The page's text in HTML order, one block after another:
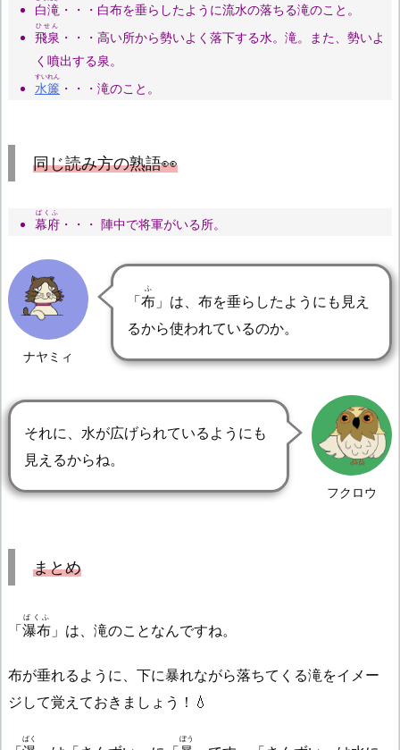
白滝 ・・・白布を垂らしたように流水の落ちる滝のこと。
飛泉
ひせん
・・・高い所から勢いよく落下する水。滝。また、勢いよ
く噴出する泉。
水簾
すいれん
・・・滝のこと。
同じ読み方の熟語👀
幕府
ばくふ
・・・ 陣中で将軍がいる所。
ナヤミィ
「布
ふ
」は、布を垂らしたようにも見え
るから使われているのか。
フクロウ
それに、水が広げられているようにも
見えるからね。
まとめ
「瀑布
ばくふ
」は、滝のことなんですね。
布が垂れるように、下に暴れながら落ちてくる滝をイメー
ジして覚えておきましょう！💧
ばく ぼう